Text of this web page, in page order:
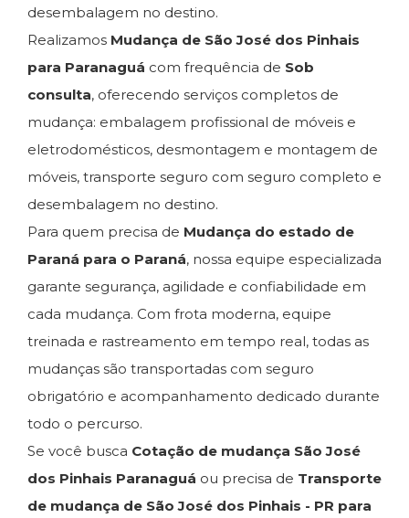
desembalagem no destino.
Realizamos Mudança de São José dos Pinhais
para Paranaguá com frequência de Sob
consulta, oferecendo serviços completos de
mudança: embalagem profissional de móveis e
eletrodomésticos, desmontagem e montagem de
móveis, transporte seguro com seguro completo e
desembalagem no destino.
Para quem precisa de Mudança do estado de
Paraná para o Paraná, nossa equipe especializada
garante segurança, agilidade e confiabilidade em
cada mudança. Com frota moderna, equipe
treinada e rastreamento em tempo real, todas as
mudanças são transportadas com seguro
obrigatório e acompanhamento dedicado durante
todo o percurso.
Se você busca Cotação de mudança São José
dos Pinhais Paranaguá ou precisa de Transporte
de mudança de São José dos Pinhais - PR para